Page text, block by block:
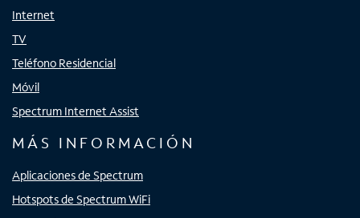
Internet
TV
Teléfono Residencial
Móvil
Spectrum Internet Assist
MÁS INFORMACIÓN
Aplicaciones de Spectrum
Hotspots de Spectrum WiFi